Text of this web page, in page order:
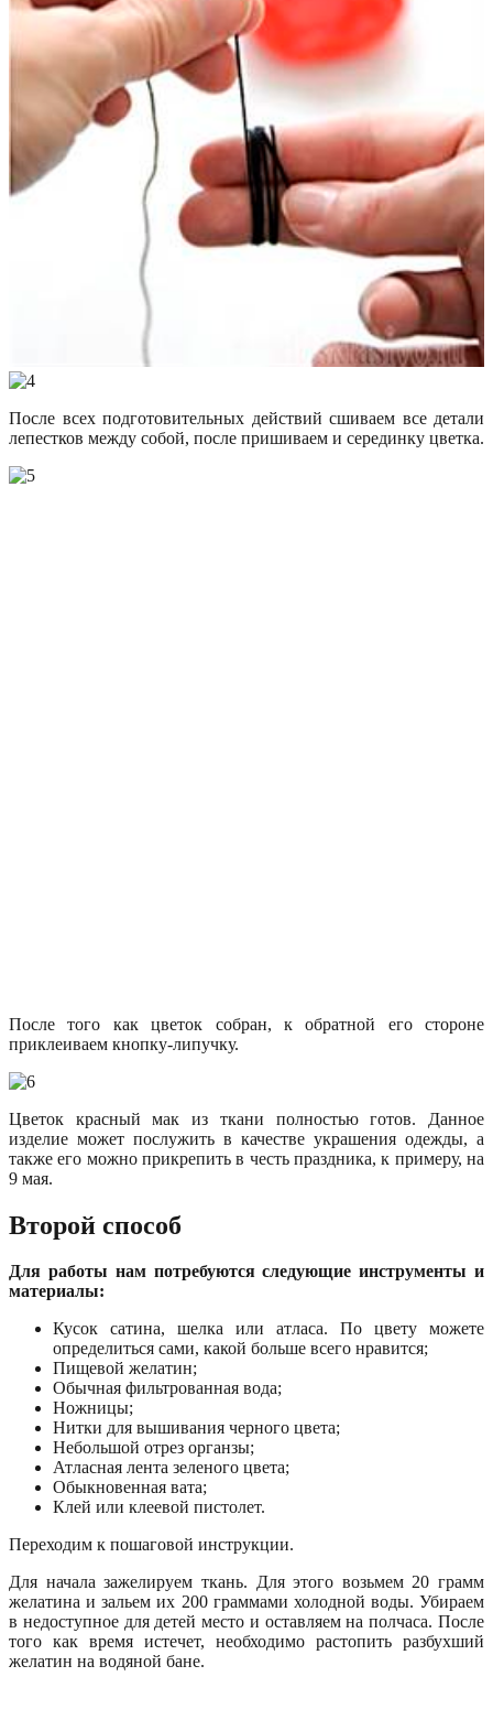
После всех подготовительных действий сшиваем все детали
лепестков между собой, после пришиваем и серединку цветка.
После того как цветок собран, к обратной его стороне
приклеиваем кнопку-липучку.
Цветок красный мак из ткани полностью готов. Данное
изделие может послужить в качестве украшения одежды, а
также его можно прикрепить в честь праздника, к примеру, на
9 мая.
Второй способ
Для работы нам потребуются следующие инструменты и
материалы:
Кусок сатина, шелка или атласа. По цвету можете
определиться сами, какой больше всего нравится;
Пищевой желатин;
Обычная фильтрованная вода;
Ножницы;
Нитки для вышивания черного цвета;
Небольшой отрез органзы;
Атласная лента зеленого цвета;
Обыкновенная вата;
Клей или клеевой пистолет.
Переходим к пошаговой инструкции.
Для начала зажелируем ткань. Для этого возьмем 20 грамм
желатина и зальем их 200 граммами холодной воды. Убираем
в недоступное для детей место и оставляем на полчаса. После
того как время истечет, необходимо растопить разбухший
желатин на водяной бане.